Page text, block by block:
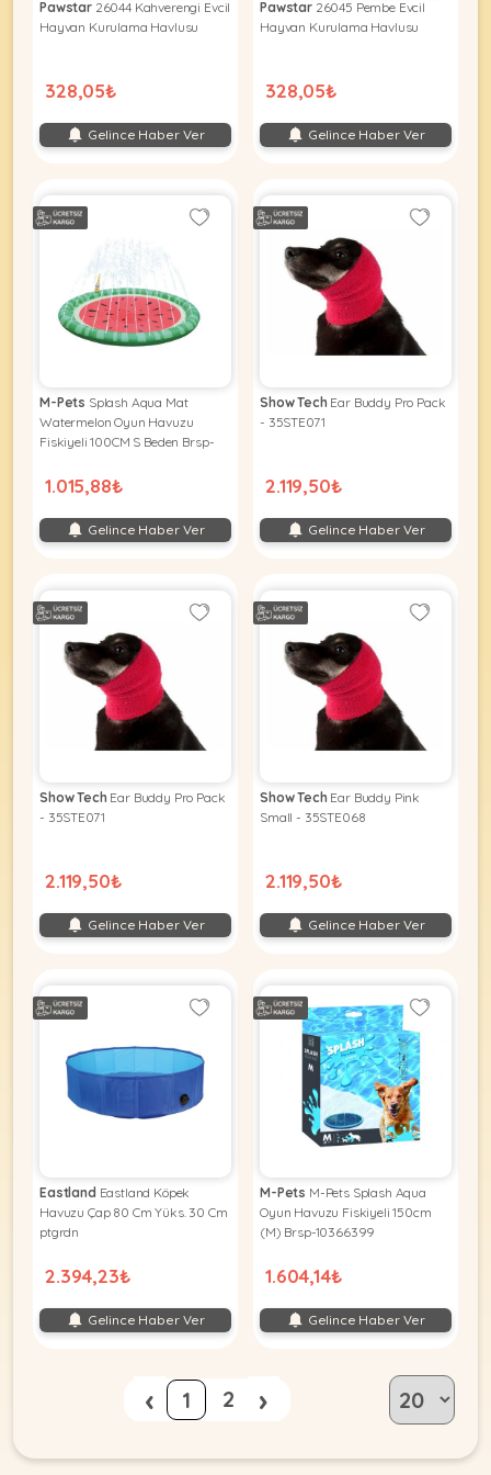
Pawstar26044 Kahverengi Evcil
Hayvan Kurulama Havlusu
328,05₺
Gelince Haber Ver
Pawstar26045 Pembe Evcil
Hayvan Kurulama Havlusu
328,05₺
Gelince Haber Ver
M-Pets Splash Aqua Mat
Watermelon Oyun Havuzu
Fiskiyeli 100CM S Beden Brsp-
1.015,88₺
Gelince Haber Ver
Show Tech Ear Buddy Pro Pack
- 35STE071
2.119,50₺
Gelince Haber Ver
Show Tech Ear Buddy Pro Pack
- 35STE071
2.119,50₺
Gelince Haber Ver
Show Tech Ear Buddy Pink
Small - 35STE068
2.119,50₺
Gelince Haber Ver
Eastland Eastland Köpek
Havuzu Çap 80 Cm Yüks. 30 Cm
ptgrdn
2.394,23₺
Gelince Haber Ver
M-Pets M-Pets Splash Aqua
Oyun Havuzu Fiskiyeli 150cm
(M) Brsp-10366399
1.604,14₺
Gelince Haber Ver
‹ 1 2 ›